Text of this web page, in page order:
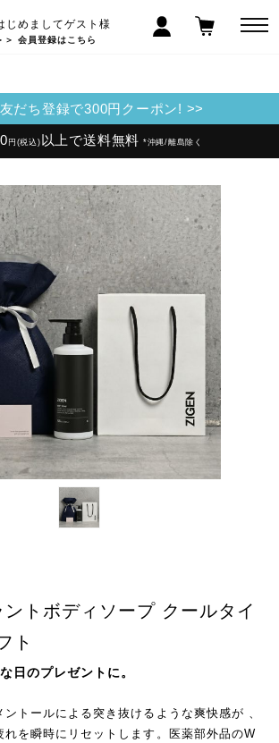
じめましてゲスト様
＞ 会員登録はこちら
だち登録で300円クーポン! >>
円(税込) 以上で送料無料 *沖縄/離島除く
トボディソープ クールタイ
ト
日のプレゼントに。
トールによる突き抜けるような爽快感が 、
れを瞬時にリセットします。医薬部外品のW